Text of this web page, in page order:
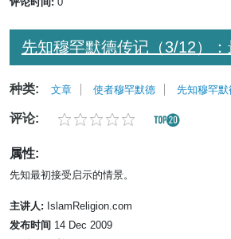
先知穆罕默德传记（3/12）
种类: 文章 使者穆罕默德 先知穆罕
评论:
属性:
先知最初接受启示的情景。
主讲人: IslamReligion.com
发布时间 14 Dec 2009